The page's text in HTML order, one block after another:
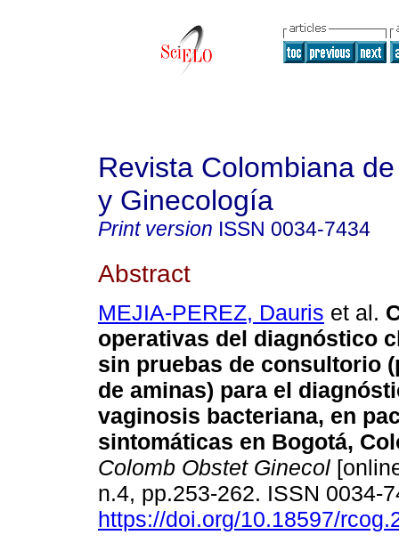
Revista Colombiana
y Ginecología
Print version ISSN 0034-7434
Abstract
MEJIA-PEREZ, Dauris et al.
operativas del diagnóstico
sin pruebas de consultorio
de aminas) para el
vaginosis bacteriana, en
sintomáticas en Bogotá,
Colomb Obstet Ginecol
n.4, pp.253-262. ISSN 0034-
https://doi.org/10.18597/